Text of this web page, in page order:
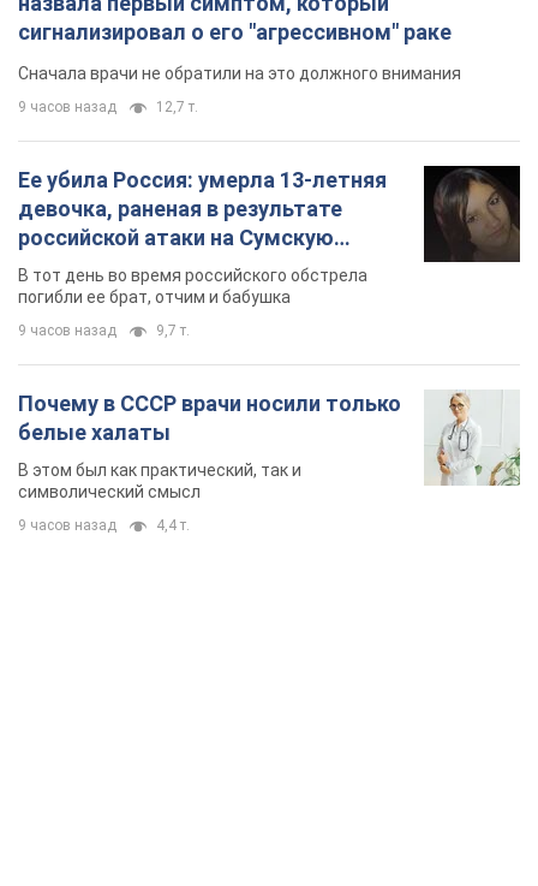
область. Фото
В тот день во время российского обстрела
Почему в СССР врачи носили только
белые халаты
В этом был как практический, так и
символический смысл
9 часов назад 4,4 т.